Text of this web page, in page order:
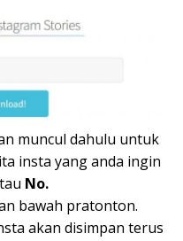
muncul dahulu untuk
insta yang anda ingin
No.
bawah pratonton.
akan disimpan terus